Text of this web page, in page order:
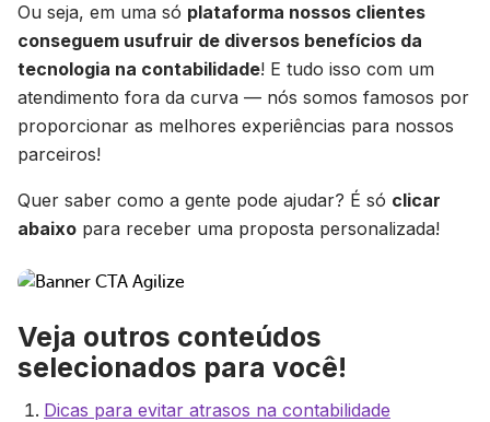
Ou seja, em uma só plataforma nossos clientes
conseguem usufruir de diversos benefícios da
tecnologia na contabilidade! E tudo isso com um
atendimento fora da curva — nós somos famosos por
proporcionar as melhores experiências para nossos
parceiros!
Quer saber como a gente pode ajudar? É só clicar
abaixo para receber uma proposta personalizada!
Veja outros conteúdos
selecionados para você!
Dicas para evitar atrasos na contabilidade